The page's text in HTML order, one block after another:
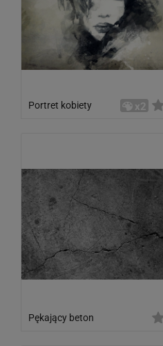
Portret kobiety x2
Pękający beton